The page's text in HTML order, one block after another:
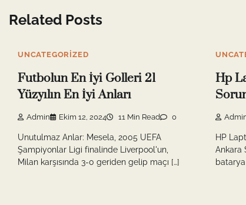
Related Posts
UNCATEGORIZED
Futbolun En İyi Golleri 21
Yüzyılın En İyi Anları
Admin Ekim 12, 2024 11 Min Read 0
Unutulmaz Anlar: Mesela, 2005 UEFA
Şampiyonlar Ligi finalinde Liverpool'un,
Milan karşısında 3-0 geriden gelip maçı […]
Hp
HP
Ankara